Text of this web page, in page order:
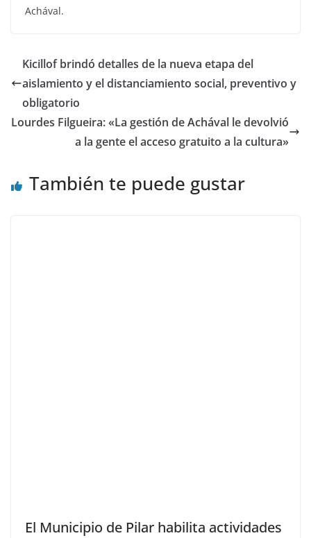
Achával.
Kicillof brindó detalles de la nueva etapa del
aislamiento y el distanciamiento social, preventivo y
obligatorio
Lourdes Filgueira: «La gestión de Achával le devolvió
a la gente el acceso gratuito a la cultura»
También te puede gustar
El Municipio de Pilar habilita actividades